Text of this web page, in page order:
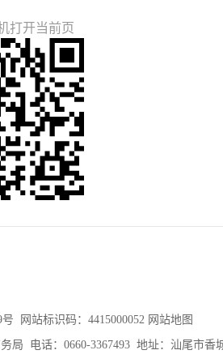
打开当前页
号 网站标识码：4415000052 网站地图
局 电话：0660-3367493 地址：汕尾市香